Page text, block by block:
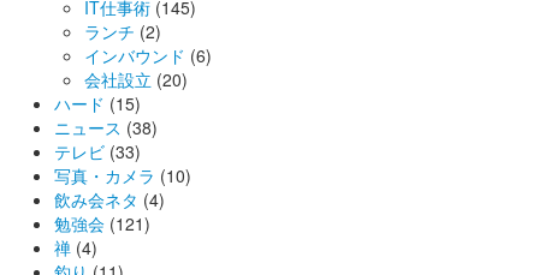
IT仕事術 (145)
ランチ (2)
インバウンド (6)
会社設立 (20)
ハード (15)
ニュース (38)
テレビ (33)
写真・カメラ (10)
飲み会ネタ (4)
勉強会 (121)
禅 (4)